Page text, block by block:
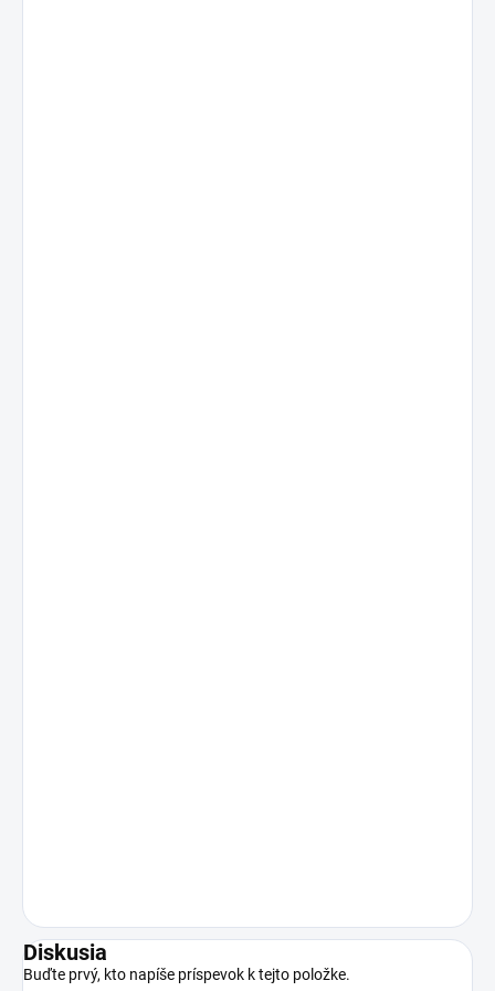
Diskusia
Buďte prvý, kto napíše príspevok k tejto položke.